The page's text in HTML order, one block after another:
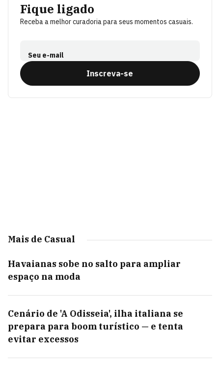
Fique ligado
Receba a melhor curadoria para seus momentos casuais.
Seu e-mail
Inscreva-se
Mais de Casual
Havaianas sobe no salto para ampliar
espaço na moda
Cenário de 'A Odisseia', ilha italiana se
prepara para boom turístico — e tenta
evitar excessos